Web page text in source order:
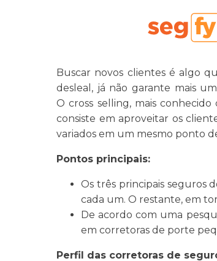
Buscar novos clientes é algo
desleal, já não garante mais
Ocross selling, mais
consiste em aproveitar os
variados em um mesmo ponto
Pontos principais:
Os três principais seguros
cada um. O restante, em
De acordo com uma
em corretoras de porte
Perfil das corretoras de